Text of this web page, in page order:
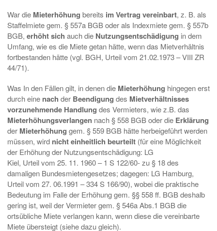
War die Mieterhöhung bereits im Vertrag vereinbart, z. B. als
Staffelmiete gem. § 557a BGB oder als Indexmiete gem. § 557b
BGB, erhöht sich auch die Nutzungsentschädigung in dem
Umfang, wie es die Miete getan hätte, wenn das Mietverhältnis
fortbestanden hätte (vgl. BGH, Urteil vom 21.02.1973 – VIII ZR
44/71).
Was In den Fällen gilt, in denen die Mieterhöhung hingegen erst
durch eine nach der Beendigung des Mietverhältnisses
vorzunehmende Handlung des Vermieters, wie z.B. das
Mieterhöhungsverlangen nach § 558 BGB oder die Erklärung
der Mieterhöhung gem. § 559 BGB hätte herbeigeführt werden
müssen, wird nicht einheitlich beurteilt (für eine Möglichkeit
der Erhöhung der Nutzungsentschädigung: LG
Kiel, Urteil vom 25. 11. 1960 – 1 S 122/60- zu § 18 des
damaligen Bundesmietengesetzes; dagegen: LG Hamburg,
Urteil vom 27. 06.1991 – 334 S 166/90), wobei die praktische
Bedeutung im Falle der Erhöhung gem. §§ 558 ff. BGB deshalb
gering ist, weil der Vermieter gem. § 546a Abs.1 BGB die
ortsübliche Miete verlangen kann, wenn diese die vereinbarte
Miete übersteigt (siehe dazu gleich).